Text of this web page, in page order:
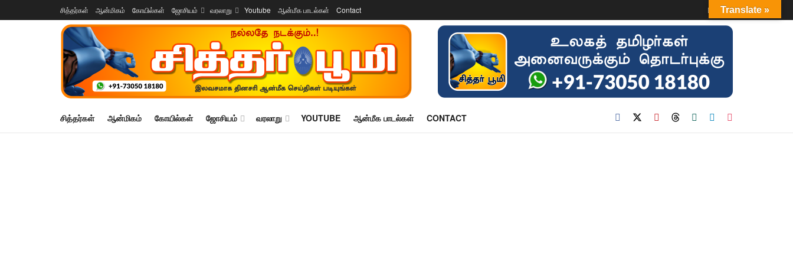
சித்தர்கள் ஆன்மிகம் கோயில்கள் ஜோசியம் வரலாறு Youtube ஆன்மீக பாடல்கள் Contact Login
சித்தர்கள் ஆன்மிகம் கோயில்கள் ஜோசியம் வரலாறு YOUTUBE ஆன்மீக பாடல்கள் CONTACT
Translate »